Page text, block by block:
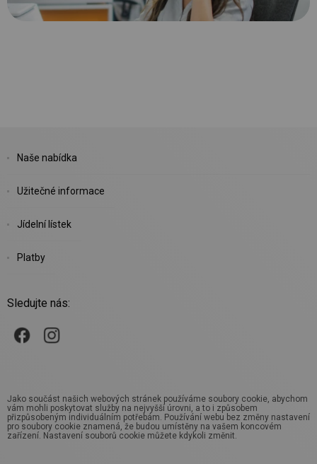
Naše nabídka
Užitečné informace
Jídelní lístek
Platby
Sledujte nás:
Jako součást našich webových stránek používáme soubory cookie, abychom
vám mohli poskytovat služby na nejvyšší úrovni, a to i způsobem
přizpůsobeným individuálním potřebám. Používání webu bez změny nastavení
pro soubory cookie znamená, že budou umístěny na vašem koncovém
zařízení. Nastavení souborů cookie můžete kdykoli změnit.